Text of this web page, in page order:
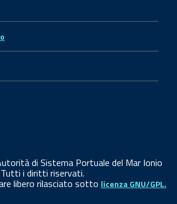
di Sistema Portuale del Mar Ionio
i diritti riservati.
libero rilasciato sotto licenza GNU/GPL.